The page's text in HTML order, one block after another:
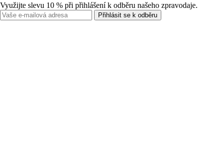
Využijte slevu 10 % při přihlášení k odběru našeho zpravodaje.
Přihlásit se k odběru